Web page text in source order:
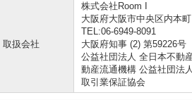
取扱会社
株式会社Room I
大阪府大阪市中央区内本
TEL:06-6949-8091
大阪府知事 (2) 第59226号
公益社団法人 全日本不動
動産流通機構 公益社団法
取引業保証協会